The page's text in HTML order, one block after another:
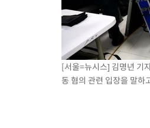
[서울=뉴시스] 김명년 기
동 혐의 관련 입장을 말